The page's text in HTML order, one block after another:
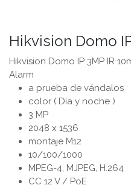
Hikvision Domo
Hikvision Domo IP 3MP IR
Alarm
a prueba de vándalos
color ( Día y noche )
3 MP
2048 x 1536
montaje M12
10/100/1000
MPEG-4, MJPEG, H.264
CC 12 V / PoE